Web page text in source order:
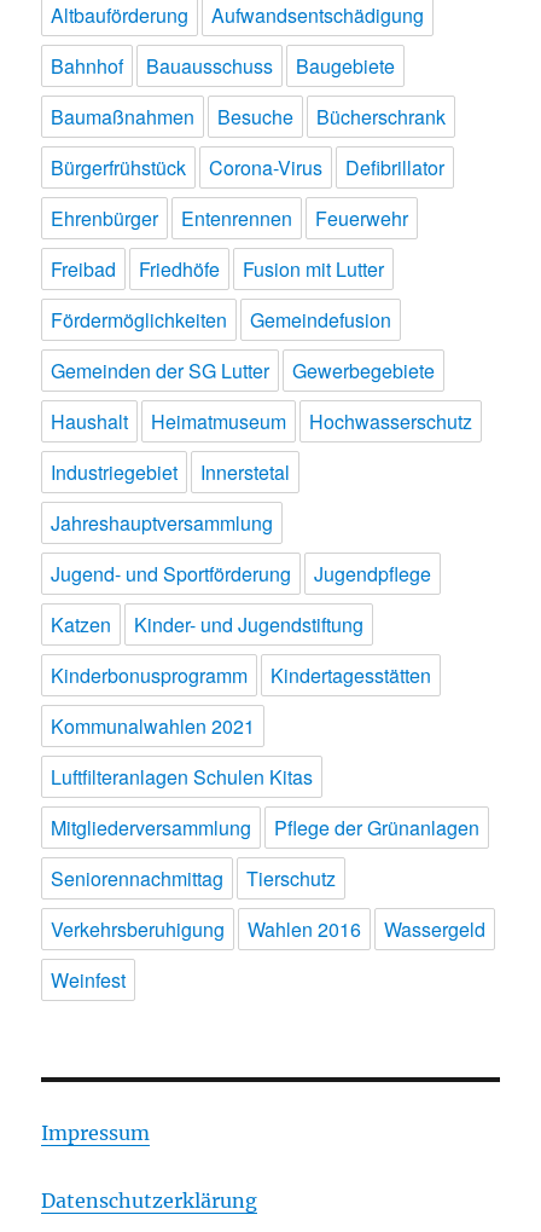
Altbauförderung
Aufwandsentschädigung
Bahnhof
Bauausschuss
Baugebiete
Baumaßnahmen
Besuche
Bücherschrank
Bürgerfrühstück
Corona-Virus
Defibrillator
Ehrenbürger
Entenrennen
Feuerwehr
Freibad
Friedhöfe
Fusion mit Lutter
Fördermöglichkeiten
Gemeindefusion
Gemeinden der SG Lutter
Gewerbegebiete
Haushalt
Heimatmuseum
Hochwasserschutz
Industriegebiet
Innerstetal
Jahreshauptversammlung
Jugend- und Sportförderung
Jugendpflege
Katzen
Kinder- und Jugendstiftung
Kinderbonusprogramm
Kindertagesstätten
Kommunalwahlen 2021
Luftfilteranlagen Schulen Kitas
Mitgliederversammlung
Pflege der Grünanlagen
Seniorennachmittag
Tierschutz
Verkehrsberuhigung
Wahlen 2016
Wassergeld
Weinfest
Impressum
Datenschutzerklärung